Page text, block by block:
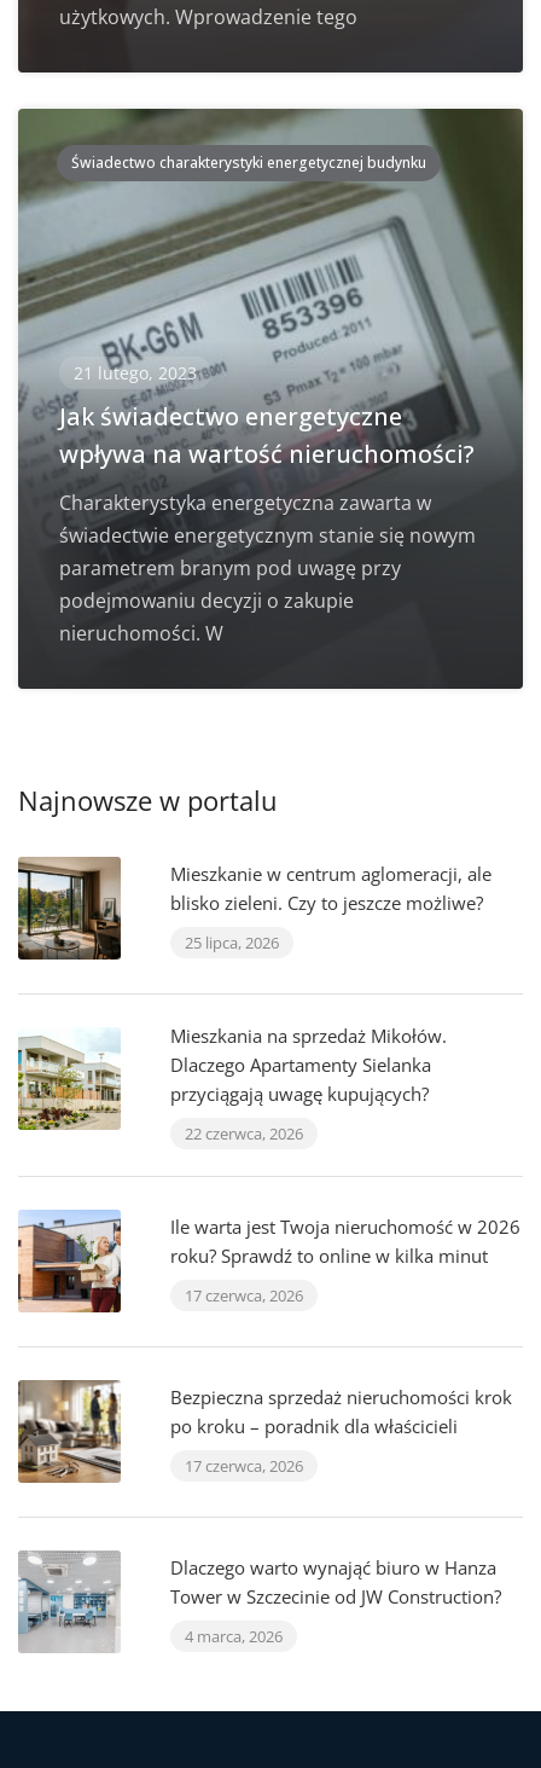
użytkowych. Wprowadzenie tego
Świadectwo charakterystyki energetycznej budynku
21 lutego, 2023
Jak świadectwo energetyczne
wpływa na wartość nieruchomości?
Charakterystyka energetyczna zawarta w
świadectwie energetycznym stanie się nowym
parametrem branym pod uwagę przy
podejmowaniu decyzji o zakupie
nieruchomości. W
Najnowsze w portalu
Mieszkanie w centrum aglomeracji, ale
blisko zieleni. Czy to jeszcze możliwe?
25 lipca, 2026
Mieszkania na sprzedaż Mikołów.
Dlaczego Apartamenty Sielanka
przyciągają uwagę kupujących?
22 czerwca, 2026
Ile warta jest Twoja nieruchomość w 2026
roku? Sprawdź to online w kilka minut
17 czerwca, 2026
Bezpieczna sprzedaż nieruchomości krok
po kroku – poradnik dla właścicieli
17 czerwca, 2026
Dlaczego warto wynająć biuro w Hanza
Tower w Szczecinie od JW Construction?
4 marca, 2026